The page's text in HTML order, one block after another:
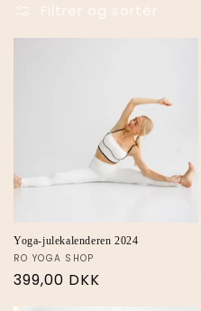
Filtrer og sortér
Yoga-julekalenderen 2024
RO YOGA SHOP
399,00 DKK